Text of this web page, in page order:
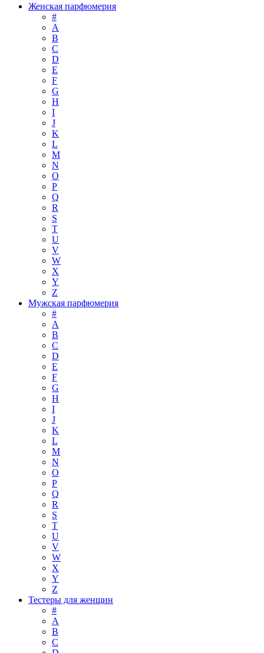
Женская парфюмерия
#
А
B
C
D
E
F
G
H
I
J
K
L
M
N
O
P
Q
R
S
T
U
V
W
X
Y
Z
Мужская парфюмерия
#
A
B
C
D
E
F
G
H
I
J
K
L
M
N
O
P
Q
R
S
T
U
V
W
X
Y
Z
Тестеры для женщин
#
A
B
C